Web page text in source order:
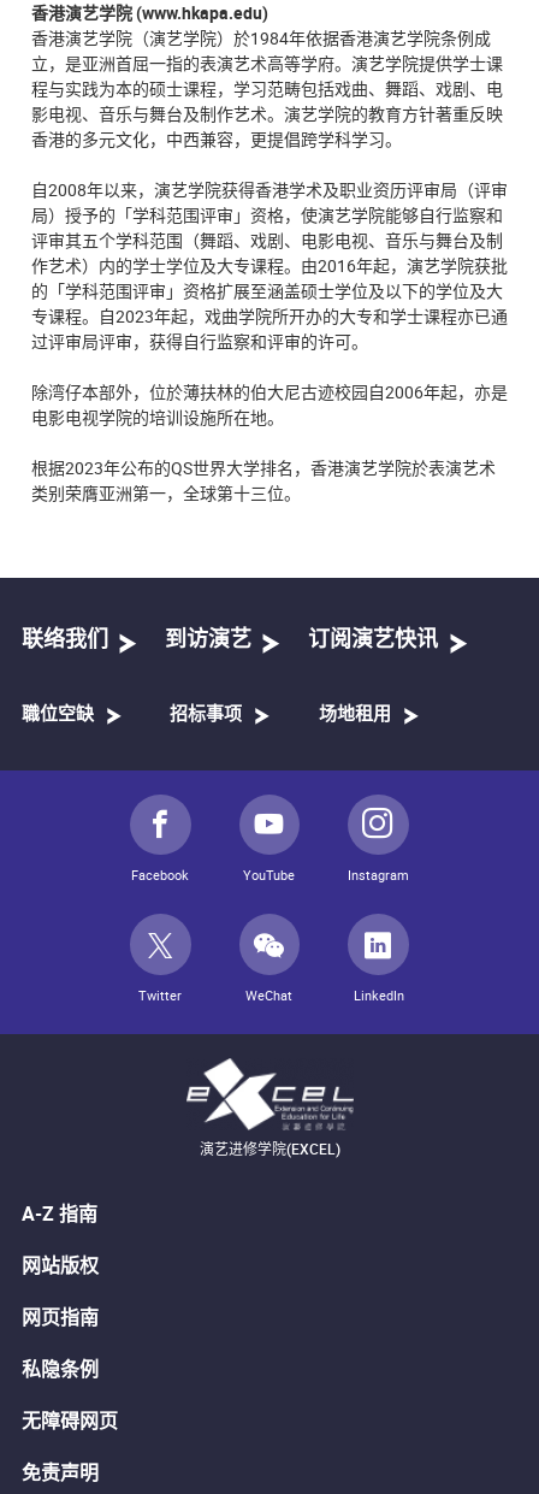
香港演艺学院 (www.hkapa.edu)
香港演艺学院（演艺学院）於1984年依据香港演艺学院条例成
立，是亚洲首屈一指的表演艺术高等学府。演艺学院提供学士课
程与实践为本的硕士课程，学习范畴包括戏曲、舞蹈、戏剧、电
影电视、音乐与舞台及制作艺术。演艺学院的教育方针著重反映
香港的多元文化，中西兼容，更提倡跨学科学习。
自2008年以来，演艺学院获得香港学术及职业资历评审局（评审
局）授予的「学科范围评审」资格，使演艺学院能够自行监察和
评审其五个学科范围（舞蹈、戏剧、电影电视、音乐与舞台及制
作艺术）内的学士学位及大专课程。由2016年起，演艺学院获批
的「学科范围评审」资格扩展至涵盖硕士学位及以下的学位及大
专课程。自2023年起，戏曲学院所开办的大专和学士课程亦已通
过评审局评审，获得自行监察和评审的许可。
除湾仔本部外，位於薄扶林的伯大尼古迹校园自2006年起，亦是
电影电视学院的培训设施所在地。
根据2023年公布的QS世界大学排名，香港演艺学院於表演艺术
类别荣膺亚洲第一，全球第十三位。
联络我们 到访演艺 订阅演艺快讯
職位空缺 招标事项 场地租用
Facebook YouTube Instagram
Twitter WeChat LinkedIn
演艺进修学院(EXCEL)
A-Z 指南
网站版权
网页指南
私隐条例
无障碍网页
免责声明